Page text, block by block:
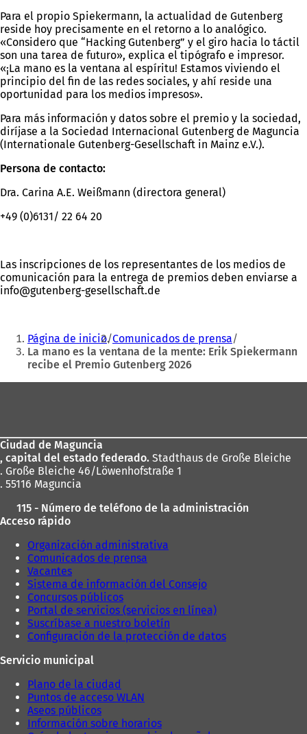
Para el propio Spiekermann, la actualidad de Gutenberg
reside hoy precisamente en el retorno a lo analógico.
«Considero que “Hacking Gutenberg” y el giro hacia lo táctil
son una tarea de futuro», explica el tipógrafo e impresor.
«¡La mano es la ventana al espíritu! Estamos viviendo el
principio del fin de las redes sociales, y ahí reside una
oportunidad para los medios impresos».
Para más información y datos sobre el premio y la sociedad,
diríjase a la Sociedad Internacional Gutenberg de Maguncia
(Internationale Gutenberg-Gesellschaft in Mainz e.V.).
Persona de contacto:
Dra. Carina A.E. Weißmann (directora general)
+49 (0)6131/ 22 64 20
Las inscripciones de los representantes de los medios de
comunicación para la entrega de premios deben enviarse a
info
gutenberg-gesellschaft de
Estás
aquí:
Página de inicio Comunicados de prensa
La mano es la ventana de la mente: Erik Spiekermann
recibe el Premio Gutenberg 2026
pies
Ciudad de Maguncia
, capital del estado federado. Stadthaus de Große Bleiche
. Große Bleiche 46/Löwenhofstraße 1
. 55116 Maguncia
115 - Número de teléfono de la administración
Acceso rápido
Organización administrativa
Comunicados de prensa
Vacantes
Sistema de información del Consejo
Concursos públicos
Portal de servicios (servicios en línea)
Suscríbase a nuestro boletín
Configuración de la protección de datos
Servicio municipal
Plano de la ciudad
Puntos de acceso WLAN
Aseos públicos
Información sobre horarios